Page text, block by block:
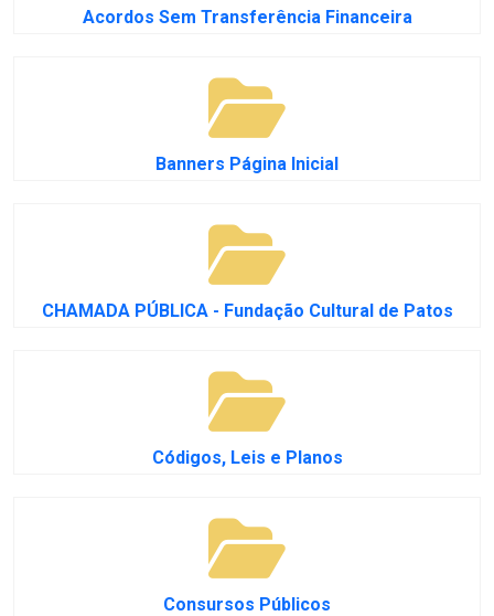
Acordos Sem Transferência Financeira
Banners Página Inicial
CHAMADA PÚBLICA - Fundação Cultural de Patos
Códigos, Leis e Planos
Consursos Públicos